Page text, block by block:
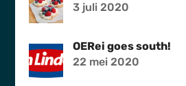
3 juli 2020
OERei goes south!
22 mei 2020